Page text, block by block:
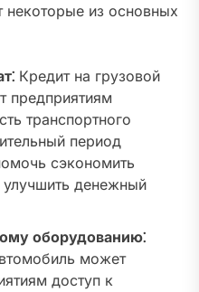
некоторые из основных
Кредит на грузовой
предприятиям
транспортного
период
сэкономить
денежный
оборудованию⁚
может
доступ к